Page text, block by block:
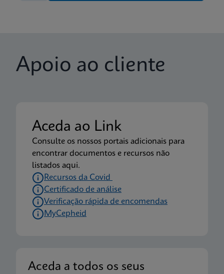
Apoio ao cliente
Aceda ao Link
Consulte os nossos portais adicionais para
encontrar documentos e recursos não
listados aqui.
Recursos da Covid
Certificado de análise
Verificação rápida de encomendas
MyCepheid
Aceda a todos os seus